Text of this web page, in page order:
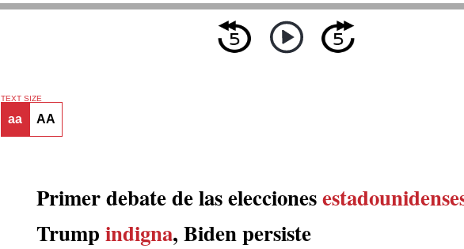
TEXT SIZE
aa AA
Primer debate de las elecciones
Trump indigna, Biden persiste